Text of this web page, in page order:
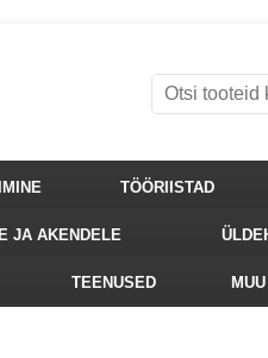
TÖÖRIISTAD
JA AKENDELE
TEENUSED MUU